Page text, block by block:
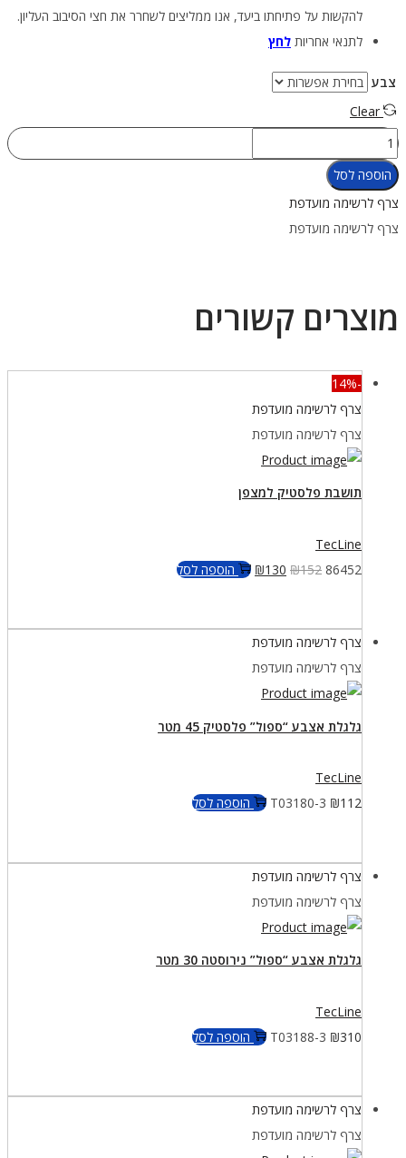
להקשות על פתיחתו ביעד, אנו ממליצים לשחרר את חצי הסיבוב העליון.
לתנאי אחריות לחץ
צבע
Clear
כמות
של
מארז
לשמירה
הרכב
הצלילה
הוספה לסל
צרף לרשימה מועדפת
צרף לרשימה מועדפת
מוצרים קשורים
-14%
צרף לרשימה מועדפת
צרף לרשימה מועדפת
תושבת פלסטיק למצפן
TecLine
86452
₪152
המחיר
₪152.
₪130
המחיר
₪130.
הוספה לסל
צרף לרשימה מועדפת
צרף לרשימה מועדפת
גלגלת אצבע “ספול” פלסטיק 45 מטר
TecLine
T03180-3 ₪112 הוספה לסל
צרף לרשימה מועדפת
צרף לרשימה מועדפת
גלגלת אצבע “ספול” נירוסטה 30 מטר
TecLine
T03188-3 ₪310 הוספה לסל
צרף לרשימה מועדפת
צרף לרשימה מועדפת